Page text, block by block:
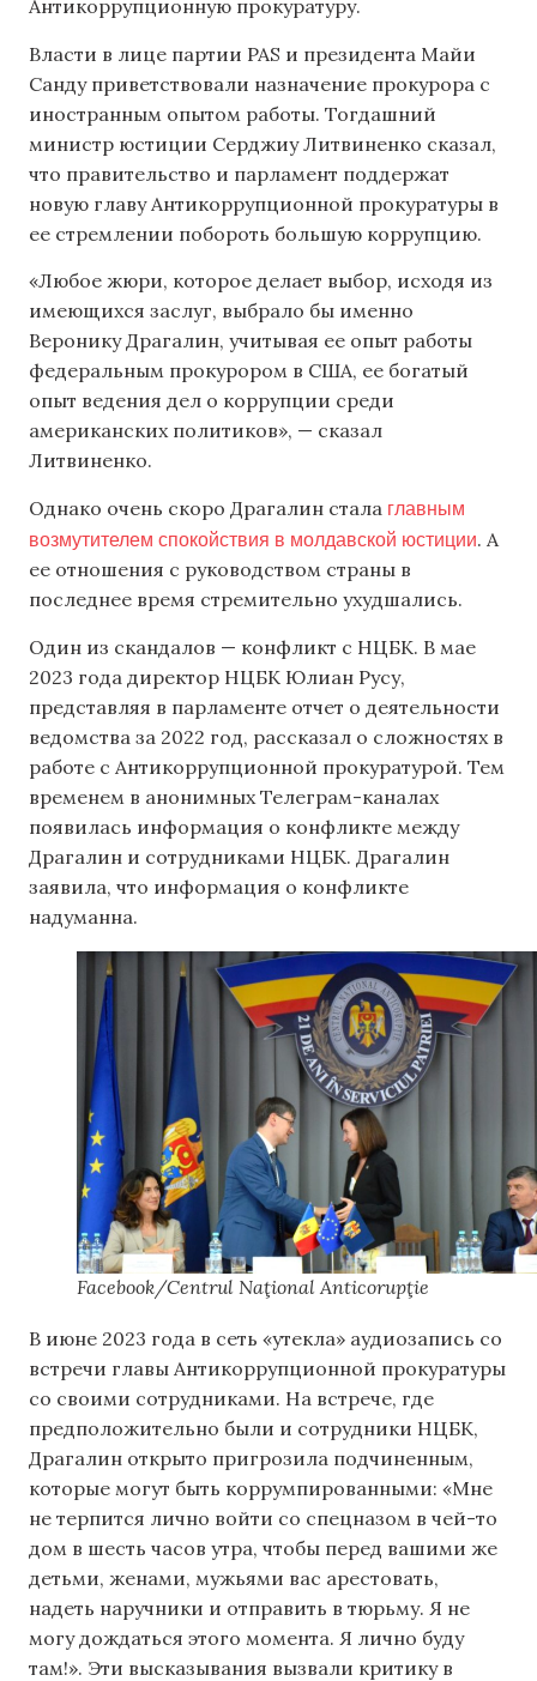
Антикоррупционную прокуратуру.
Власти в лице партии PAS и президента Майи
Санду приветствовали назначение прокурора с
иностранным опытом работы. Тогдашний
министр юстиции Серджиу Литвиненко сказал,
что правительство и парламент поддержат
новую главу Антикоррупционной прокуратуры в
ее стремлении побороть большую коррупцию.
«Любое жюри, которое делает выбор, исходя из
имеющихся заслуг, выбрало бы именно
Веронику Драгалин, учитывая ее опыт работы
федеральным прокурором в США, ее богатый
опыт ведения дел о коррупции среди
американских политиков», — сказал
Литвиненко.
Однако очень скоро Драгалин стала главным
возмутителем спокойствия в молдавской юстиции. А
ее отношения с руководством страны в
последнее время стремительно ухудшались.
Один из скандалов — конфликт с НЦБК. В мае
2023 года директор НЦБК Юлиан Русу,
представляя в парламенте отчет о деятельности
ведомства за 2022 год, рассказал о сложностях в
работе с Антикоррупционной прокуратурой. Тем
временем в анонимных Телеграм-каналах
появилась информация о конфликте между
Драгалин и сотрудниками НЦБК. Драгалин
заявила, что информация о конфликте
надуманна.
Facebook/Centrul Naţional Anticorupţie
В июне 2023 года в сеть «утекла» аудиозапись со
встречи главы Антикоррупционной прокуратуры
со своими сотрудниками. На встрече, где
предположительно были и сотрудники НЦБК,
Драгалин открыто пригрозила подчиненным,
которые могут быть коррумпированными: «Мне
не терпится лично войти со спецназом в чей-то
дом в шесть часов утра, чтобы перед вашими же
детьми, женами, мужьями вас арестовать,
надеть наручники и отправить в тюрьму. Я не
могу дождаться этого момента. Я лично буду
там!». Эти высказывания вызвали критику в